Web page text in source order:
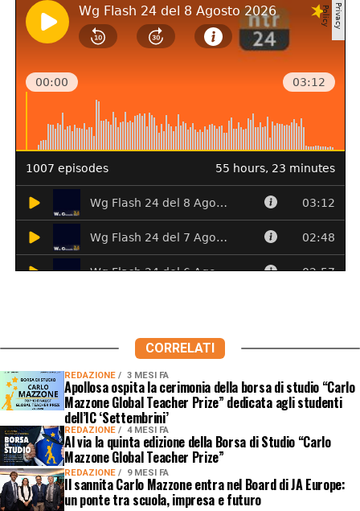
CORRELATI
REDAZIONE 3 MESI FA
Apollosa ospita la cerimonia della borsa di studio “Carlo
Mazzone Global Teacher Prize” dedicata agli studenti
dell’IC ‘Settembrini’
REDAZIONE 4 MESI FA
Al via la quinta edizione della Borsa di Studio “Carlo
Mazzone Global Teacher Prize”
REDAZIONE 9 MESI FA
Il sannita Carlo Mazzone entra nel Board di JA Europe:
un ponte tra scuola, impresa e futuro